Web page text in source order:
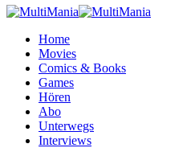
Home
Movies
Comics & Books
Games
Hören
Abo
Unterwegs
Interviews